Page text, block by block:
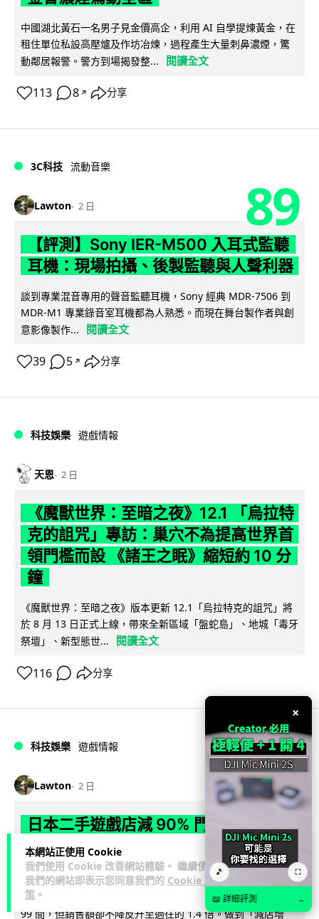
本網站正使用 Cookie
我們使用 Cookie 改善網站體驗。 繼續使用
我們的網站即表示您同意我們的 Cookie 政
策 。
中國湖北黃石一名男子見金價高企，利用 AI 自學提煉黃金，在
租住單位私設高壓爐及作坊冶煉，過程產生大量刺鼻濃煙，驚
動鄰居報警。警方到場揭發整...
閱讀全文
113 8 ↗ 分享
3C科技 流動音樂
Lawton 2 日 89
【評測】Sony IER-M500 入耳式監聽
耳機：現場拍攝、後製監聽與人聲利器
談到專業混音專用的聲音監聽耳機，Sony 經典 MDR-7506 到
MDR-M1 專業錄音室耳機都為人熟悉。而現在舞台製作者與創
意影像製作...
閱讀全文
39 5 ↗ 分享
科技娛樂 遊戲情報
天恩 2 日
《魔獸世界：至暗之夜》12.1 「烏拉特
克的詛咒」專訪：巢穴不為提高世界首
領門檻而設 《諸王之眠》縮短約 10 分
鐘
《魔獸世界：至暗之夜》版本更新 12.1「烏拉特克的詛咒」將
於 8 月 13 日正式上線，帶來全新區域「盤蛇島」、地城「毒牙
祭壇」、新型態世...
閱讀全文
116 分享
科技娛樂 遊戲情報
Lawton 2 日
日本二手遊戲店減 90% 門市 業績反增
四成 "懷舊"在 Z 世代變成最潮「新鮮
感」
日本零售巨頭 GEO 將懷舊遊戲銷售門市從 1,000 間大幅減至
99 間，但銷售額卻不降反升至過往的 1.4 倍。做到「減店增
×
🎵 ⛶
📖 詳細評測 →